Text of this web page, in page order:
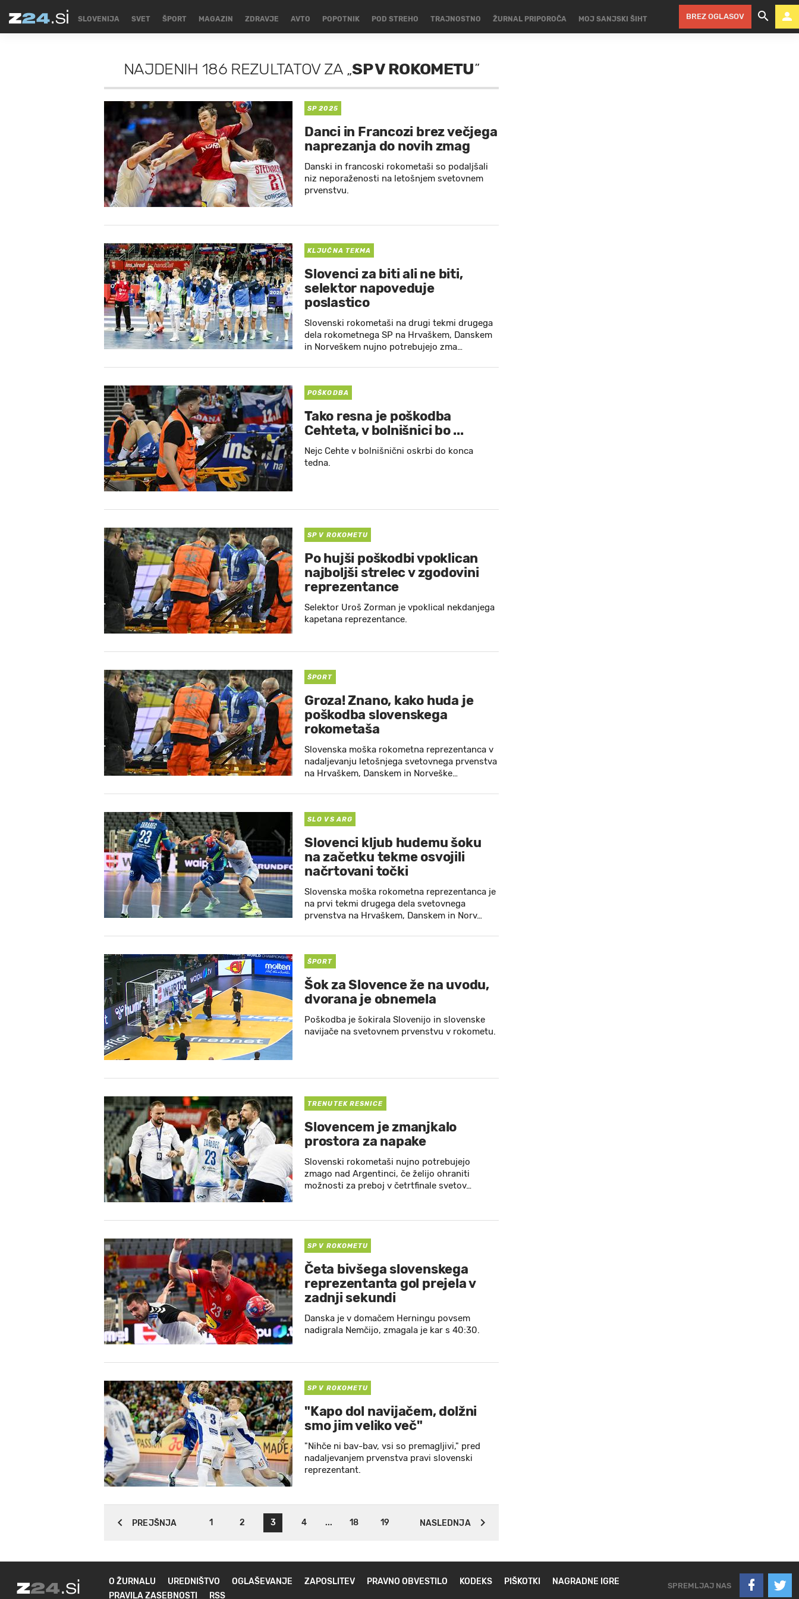
SLOVENIJA SVET ŠPORT MAGAZIN ZDRAVJE AVTO POPOTNIK POD STREHO TRAJNOSTNO ŽURNAL PRIPOROČA MOJ SANJSKI ŠIHT BREZ OGLASOV
NAJDENIH 186 REZULTATOVZA„SP V ROKOMETU”
SP 2025
Danci in Francozi brez večjega
naprezanja do novih zmag
Danski in francoski rokometaši so podaljšali
niz neporaženosti na letošnjem svetovnem
prvenstvu.
KLJUČNA TEKMA
Slovenci za biti ali ne biti,
selektor napoveduje
poslastico
Slovenski rokometaši na drugi tekmi drugega
dela rokometnega SP na Hrvaškem, Danskem
in Norveškem nujno potrebujejo zma…
POŠKODBA
Tako resna je poškodba
Cehteta, v bolnišnici bo ...
Nejc Cehte v bolnišnični oskrbi do konca
tedna.
SP V ROKOMETU
Po hujši poškodbi vpoklican
najboljši strelec v zgodovini
reprezentance
Selektor Uroš Zorman je vpoklical nekdanjega
kapetana reprezentance.
ŠPORT
Groza! Znano, kako huda je
poškodba slovenskega
rokometaša
Slovenska moška rokometna reprezentanca v
nadaljevanju letošnjega svetovnega prvenstva
na Hrvaškem, Danskem in Norveške…
SLO VS ARG
Slovenci kljub hudemu šoku
na začetku tekme osvojili
načrtovani točki
Slovenska moška rokometna reprezentanca je
na prvi tekmi drugega dela svetovnega
prvenstva na Hrvaškem, Danskem in Norv…
ŠPORT
Šok za Slovence že na uvodu,
dvorana je obnemela
Poškodba je šokirala Slovenijo in slovenske
navijače na svetovnem prvenstvu v rokometu.
TRENUTEK RESNICE
Slovencem je zmanjkalo
prostora za napake
Slovenski rokometaši nujno potrebujejo
zmago nad Argentinci, če želijo ohraniti
možnosti za preboj v četrtfinale svetov…
SP V ROKOMETU
Četa bivšega slovenskega
reprezentanta gol prejela v
zadnji sekundi
Danska je v domačem Herningu povsem
nadigrala Nemčijo, zmagala je kar s 40:30.
SP V ROKOMETU
"Kapo dol navijačem, dolžni
smo jim veliko več"
"Nihče ni bav-bav, vsi so premagljivi," pred
nadaljevanjem prvenstva pravi slovenski
reprezentant.
PREJŠNJA 1 2 3 4 ... 18 19 NASLEDNJA
O ŽURNALU UREDNIŠTVO OGLAŠEVANJE ZAPOSLITEV PRAVNO OBVESTILO KODEKS PIŠKOTKI
NAGRADNE IGRE
PRAVILA ZASEBNOSTI
RSS
SPREMLJAJ NAS